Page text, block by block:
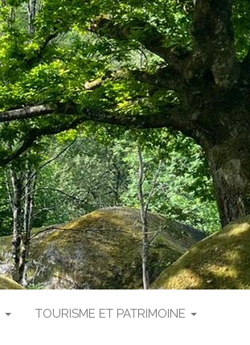
TOURISME ET PATRIMOINE